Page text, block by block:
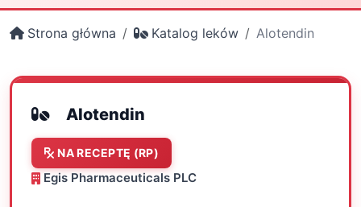
Strona główna Katalog leków Alotendin
Alotendin
NA RECEPTĘ (RP)
Egis Pharmaceuticals PLC